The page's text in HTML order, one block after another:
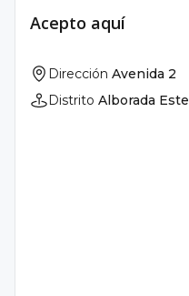
Acepto aquí
Dirección Avenida 2
Distrito Alborada Este